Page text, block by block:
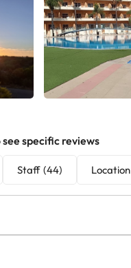
specific reviews
Staff (44) Location